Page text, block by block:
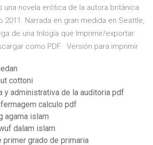
una novela erótica de la autora británica
2011. Narrada en gran medida en Seattle,
de una trilogía que Imprimir/exportar.
como PDF · Versión para imprimir
cottoni
y administrativa de la auditoria pdf
calculo pdf
agama islam
dalam islam
primer grado de primaria